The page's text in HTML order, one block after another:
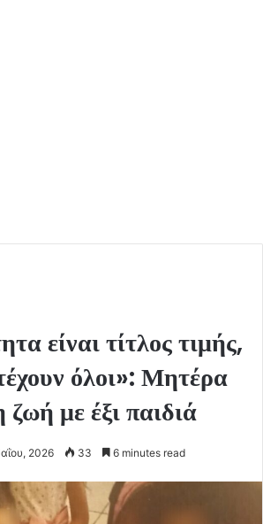
είναι τίτλος τιμής,
όλοι»: Μητέρα
ζωή με έξι παιδιά
2026 33 6 minutes read